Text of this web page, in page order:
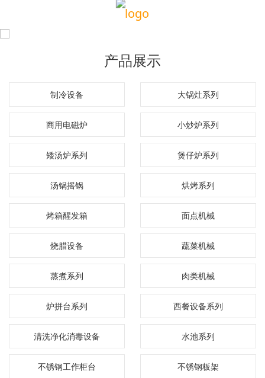
产品展示
制冷设备 大锅灶系列
商用电磁炉 小炒炉系列
矮汤炉系列 煲仔炉系列
汤锅摇锅 烘烤系列
烤箱醒发箱 面点机械
烧腊设备 蔬菜机械
蒸煮系列 肉类机械
炉拼台系列 西餐设备系列
清洗净化消毒设备 水池系列
不锈钢工作柜台 不锈钢板架